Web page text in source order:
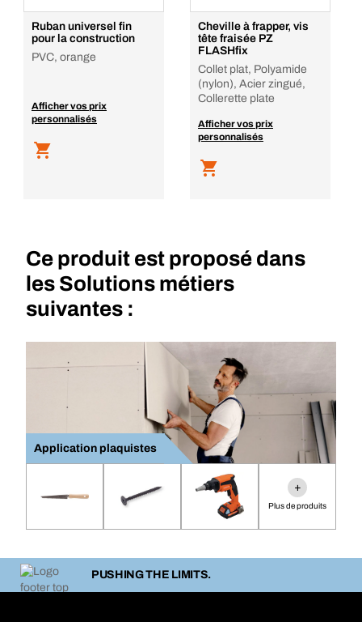
Ruban universel fin
pour la construction
PVC, orange
Afficher vos prix
personnalisés
Cheville à frapper, vis
tête fraisée PZ
FLASHfix
Collet plat, Polyamide
(nylon), Acier zingué,
Collerette plate
Afficher vos prix
personnalisés
Ce produit est proposé dans
les Solutions métiers
suivantes :
Application plaquistes
+
Plus de produits
PUSHING THE LIMITS.